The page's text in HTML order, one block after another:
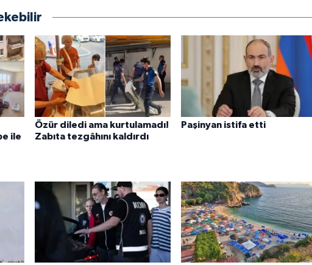
ile
Özür diledi ama kurtulamadı!
Zabıta tezgâhını kaldırdı
Paşinyan istifa etti